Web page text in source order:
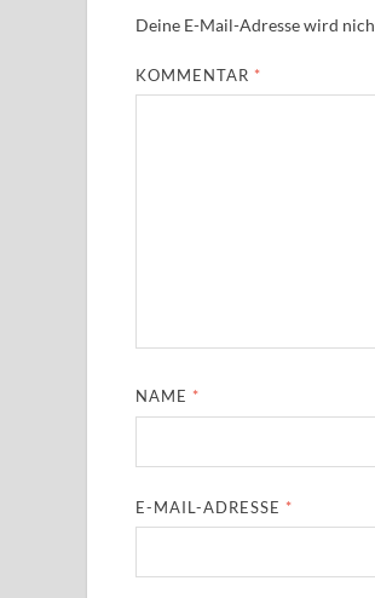
Deine E-Mail-Adresse wird
KOMMENTAR *
NAME *
E-MAIL-ADRESSE *